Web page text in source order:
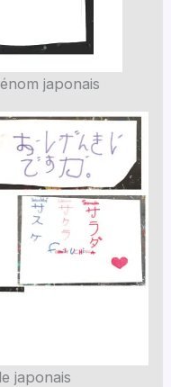
japonais
japonais